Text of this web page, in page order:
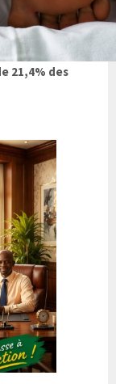
21,4% des